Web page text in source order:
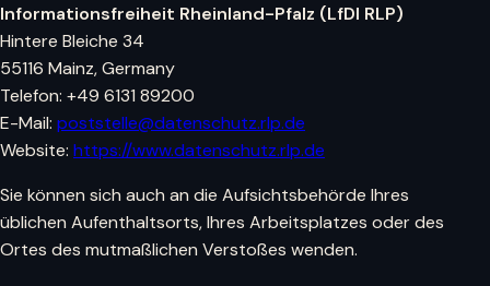
Informationsfreiheit Rheinland-Pfalz (LfDI RLP)
Hintere Bleiche 34
55116 Mainz, Germany
Telefon: +49 6131 89200
E-Mail: poststelle@datenschutz.rlp.de
Website: https://www.datenschutz.rlp.de
Sie können sich auch an die Aufsichtsbehörde Ihres
üblichen Aufenthaltsorts, Ihres Arbeitsplatzes oder des
Ortes des mutmaßlichen Verstoßes wenden.